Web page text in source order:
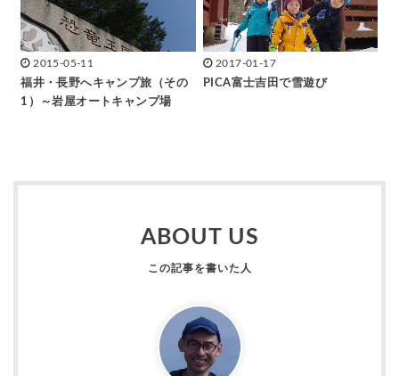
2015-05-11
福井・長野へキャンプ旅（その
1）～岩屋オートキャンプ場
2017-01-17
PICA富士吉田で雪遊び
ABOUT US